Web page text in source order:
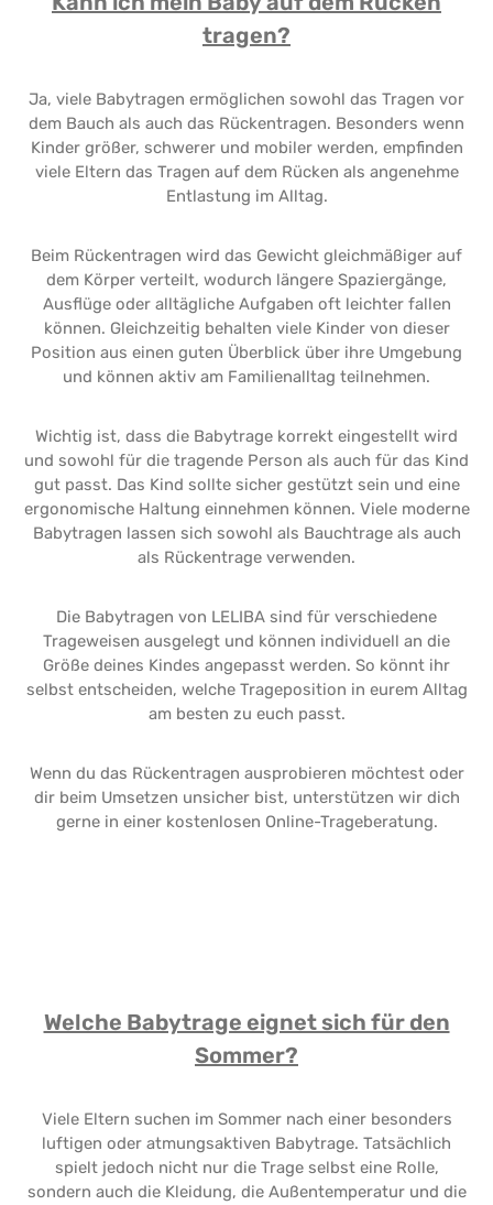
tragen?
Ja, viele Babytragen ermöglichen sowohl das Tragen vor
dem Bauch als auch das Rückentragen. Besonders wenn
Kinder größer, schwerer und mobiler werden, empfinden
viele Eltern das Tragen auf dem Rücken als angenehme
Entlastung im Alltag.
Beim Rückentragen wird das Gewicht gleichmäßiger auf
dem Körper verteilt, wodurch längere Spaziergänge,
Ausflüge oder alltägliche Aufgaben oft leichter fallen
können. Gleichzeitig behalten viele Kinder von dieser
Position aus einen guten Überblick über ihre Umgebung
und können aktiv am Familienalltag teilnehmen.
Wichtig ist, dass die Babytrage korrekt eingestellt wird
und sowohl für die tragende Person als auch für das Kind
gut passt. Das Kind sollte sicher gestützt sein und eine
ergonomische Haltung einnehmen können. Viele moderne
Babytragen lassen sich sowohl als Bauchtrage als auch
als Rückentrage verwenden.
Die Babytragen von LELIBA sind für verschiedene
Trageweisen ausgelegt und können individuell an die
Größe deines Kindes angepasst werden. So könnt ihr
selbst entscheiden, welche Trageposition in eurem Alltag
am besten zu euch passt.
Wenn du das Rückentragen ausprobieren möchtest oder
dir beim Umsetzen unsicher bist, unterstützen wir dich
gerne in einer kostenlosen Online-Trageberatung.
Welche Babytrage eignet sich für den
Sommer?
Viele Eltern suchen im Sommer nach einer besonders
luftigen oder atmungsaktiven Babytrage. Tatsächlich
spielt jedoch nicht nur die Trage selbst eine Rolle,
sondern auch die Kleidung, die Außentemperatur und die